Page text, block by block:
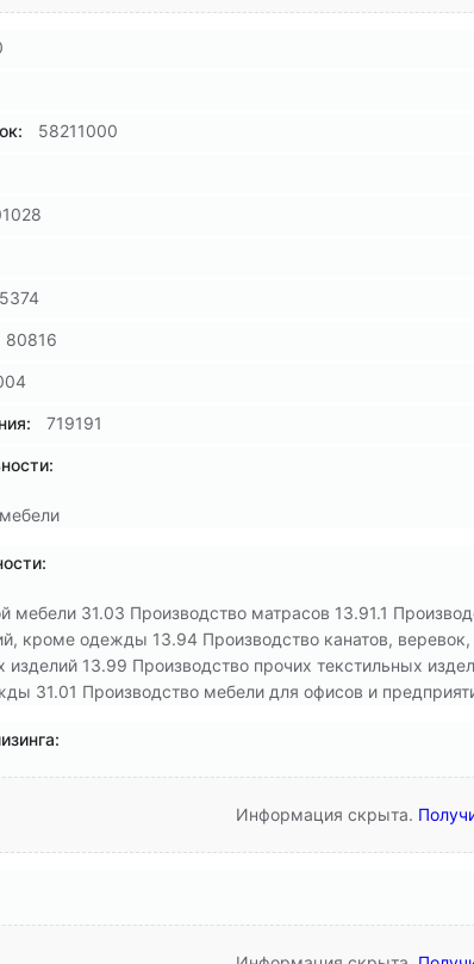
58211000
80816
719191
мебели 31.03 Производство матрасов 13.91.1
кроме одежды 13.94 Производство канатов,
13.99 Производство прочих текстильных
31.01 Производство мебели для офисов и
Информация скрыта.